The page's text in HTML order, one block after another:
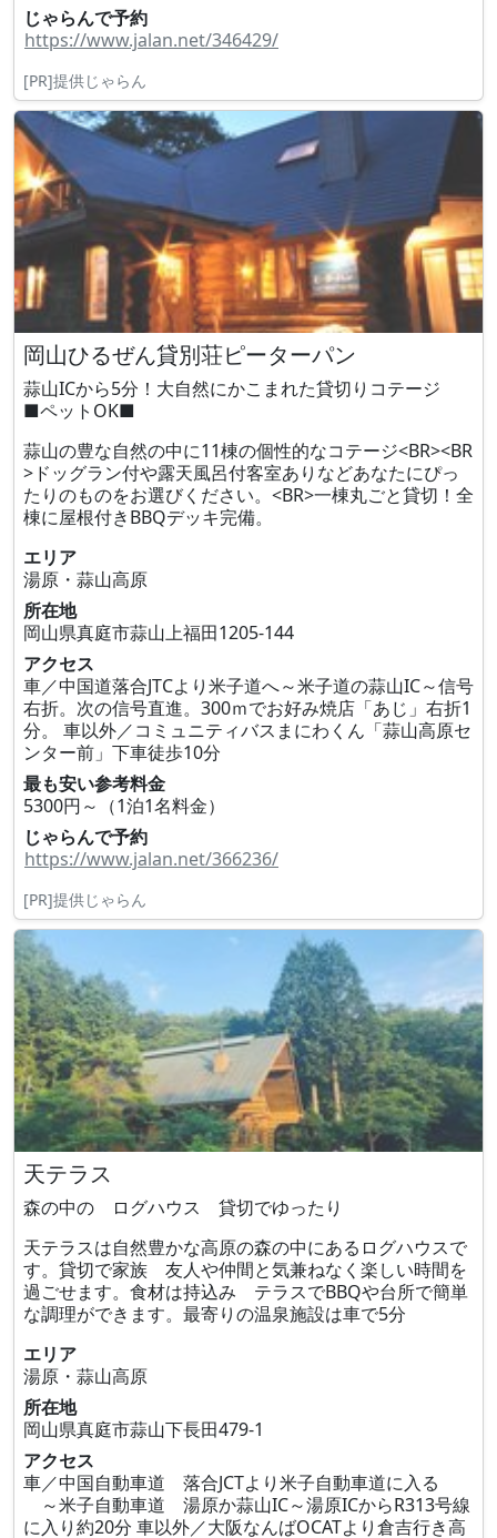
じゃらんで予約
https://www.jalan.net/346429/
[PR]提供じゃらん
岡山ひるぜん貸別荘ピーターパン
蒜山ICから5分！大自然にかこまれた貸切りコテージ
■ペットOK■
蒜山の豊な自然の中に11棟の個性的なコテージ<BR><BR
>ドッグラン付や露天風呂付客室ありなどあなたにぴっ
たりのものをお選びください。<BR>一棟丸ごと貸切！全
棟に屋根付きBBQデッキ完備。
エリア
湯原・蒜山高原
所在地
岡山県真庭市蒜山上福田1205-144
アクセス
車／中国道落合JTCより米子道へ～米子道の蒜山IC～信号
右折。次の信号直進。300ｍでお好み焼店「あじ」右折1
分。 車以外／コミュニティバスまにわくん「蒜山高原セ
ンター前」下車徒歩10分
最も安い参考料金
5300円～（1泊1名料金）
じゃらんで予約
https://www.jalan.net/366236/
[PR]提供じゃらん
天テラス
森の中の ログハウス 貸切でゆったり
天テラスは自然豊かな高原の森の中にあるログハウスで
す。貸切で家族 友人や仲間と気兼ねなく楽しい時間を
過ごせます。食材は持込み テラスでBBQや台所で簡単
な調理ができます。最寄りの温泉施設は車で5分
エリア
湯原・蒜山高原
所在地
岡山県真庭市蒜山下長田479‐1
アクセス
車／中国自動車道 落合JCTより米子自動車道に入る
～米子自動車道 湯原か蒜山IC～湯原ICからR313号線
に入り約20分 車以外／大阪なんばOCATより倉吉行き高